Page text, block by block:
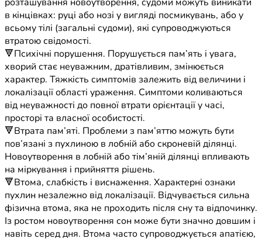
в кінцівках: руці або нозі у вигляді посмикувань, або у
всьому тілі (загальні судоми), які супроводжуються
втратою свідомості.
🔻Психічні порушення. Порушується пам’ять і увага,
хворий стає неуважним, дратівливим, змінюється
характер. Тяжкість симптомів залежить від величини і
локалізації області ураження. Симптоми коливаються
від неуважності до повної втрати орієнтації у часі,
просторі та власної особистості.
🔻Втрата пам’яті. Проблеми з пам’яттю можуть бути
пов’язані з пухлиною в лобній або скроневій ділянці.
Новоутворення в лобній або тім’яній ділянці впливають
на міркування і прийняття рішень.
🔻Втома, слабкість і виснаження. Характерні ознаки
пухлин незалежно від локалізації. Відчувається сильна
фізична втома, яка не проходить після сну та відпочинку.
Із ростом новоутворення сон може бути значно довшим і
навіть серед дня. Втома часто супроводжується апатією,